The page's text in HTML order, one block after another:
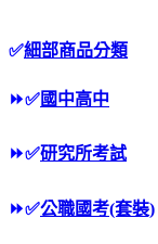
✅細部商品分類
⏩✅國中高中
⏩✅研究所考試
⏩✅公職國考(套裝)